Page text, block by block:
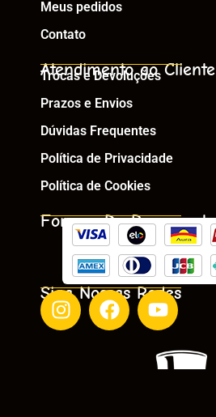
Meus pedidos
Contato
Atendimento ao Cliente
Trocas e Devoluções
Prazos e Envios
Dúvidas Frequentes
Política de Privacidade
Política de Cookies
Formas De Pagamento
Siga Nossas Redes